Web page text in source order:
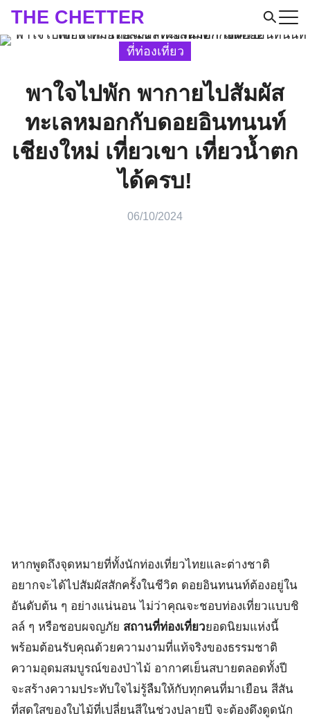
Skip
to
THE CHETTER
Search
ที่ท่องเที่ยว
พาใจไปพัก พากายไปสัมผัส
ทะเลหมอกกับดอยอินทนนท์
เชียงใหม่ เที่ยวเขา เที่ยวน้ำตก
ได้ครบ!
06/10/2024
หากพูดถึงจุดหมายที่ทั้งนักท่องเที่ยวไทยและต่างชาติ
อยากจะได้ไปสัมผัสสักครั้งในชีวิต ดอยอินทนนท์ต้องอยู่ใน
อันดับต้น ๆ อย่างแน่นอน ไม่ว่าคุณจะชอบท่องเที่ยวแบบชิ
ลล์ ๆ หรือชอบผจญภัย สถานที่ท่องเที่ยวยอดนิยมแห่งนี้
พร้อมต้อนรับคุณด้วยความงามที่แท้จริงของธรรมชาติ
ความอุดมสมบูรณ์ของป่าไม้ อากาศเย็นสบายตลอดทั้งปี
จะสร้างความประทับใจไม่รู้ลืมให้กับทุกคนที่มาเยือน สีสัน
ที่สดใสของใบไม้ที่เปลี่ยนสีในช่วงปลายปี จะต้องดึงดูดนัก